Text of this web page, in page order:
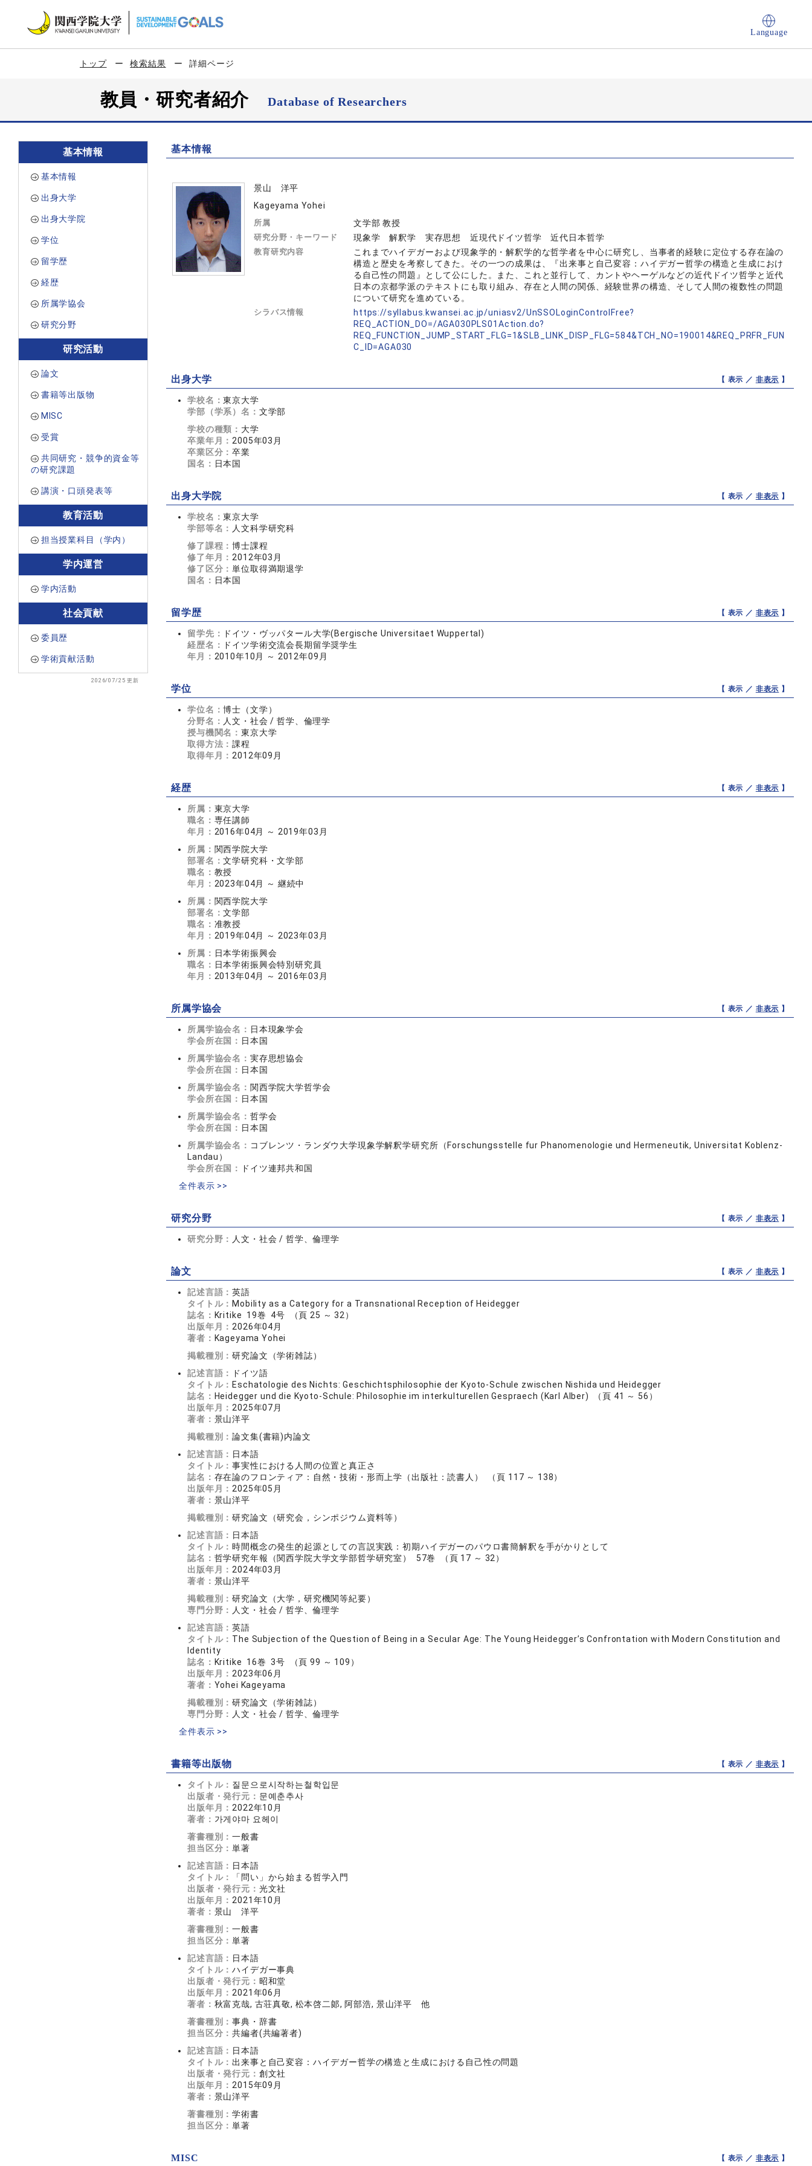
Language
トップ 検索結果 詳細ページ
教員・研究者紹介Database of Researchers
基本情報
基本情報
出身大学
出身大学院
学位
留学歴
経歴
所属学協会
研究分野
研究活動
論文
書籍等出版物
MISC
受賞
共同研究・競争的資金等
の研究課題
講演・口頭発表等
教育活動
担当授業科目（学内）
学内運営
学内活動
社会貢献
委員歴
学術貢献活動
2026/07/25 更新
基本情報
景山 洋平
Kageyama Yohei
所属 文学部 教授
研究分野・キーワード 現象学 解釈学 実存思想 近現代ドイツ哲学 近代日本哲学
教育研究内容
これまでハイデガーおよび現象学的・解釈学的な哲学者を中心に研究し、当事者的経験に定位する存在論の
構造と歴史を考察してきた。その一つの成果は、『出来事と自己変容：ハイデガー哲学の構造と生成におけ
る自己性の問題』として公にした。また、これと並行して、カントやヘーゲルなどの近代ドイツ哲学と近代
日本の京都学派のテキストにも取り組み、存在と人間の関係、経験世界の構造、そして人間の複数性の問題
について研究を進めている。
シラバス情報
https://syllabus.kwansei.ac.jp/uniasv2/UnSSOLoginControlFree?
REQ_ACTION_DO=/AGA030PLS01Action.do?
REQ_FUNCTION_JUMP_START_FLG=1&SLB_LINK_DISP_FLG=584&TCH_NO=190014&REQ_PRFR_FUN
C_ID=AGA030
出身大学 【 表示 ／ 非表示 】
学校名：東京大学
学部（学系）名： 文学部
学校の種類： 大学
卒業年月： 2005年03月
卒業区分：卒業
国名： 日本国
出身大学院 【 表示 ／ 非表示 】
学校名：東京大学
学部等名： 人文科学研究科
修了課程：博士課程
修了年月： 2012年03月
修了区分：単位取得満期退学
国名： 日本国
留学歴 【 表示 ／ 非表示 】
留学先：
ドイツ・ヴッパタール大学(Bergische Universitaet Wuppertal)
経歴名：
ドイツ学術交流会長期留学奨学生
年月： 2010年10月 ～ 2012年09月
学位 【 表示 ／ 非表示 】
学位名：博士（文学）
分野名： 人文・社会 / 哲学、倫理学
授与機関名：東京大学
取得方法：課程
取得年月： 2012年09月
経歴 【 表示 ／ 非表示 】
所属： 東京大学
職名： 専任講師
年月： 2016年04月 ～ 2019年03月
所属： 関西学院大学
部署名：文学研究科・文学部
職名： 教授
年月： 2023年04月 ～ 継続中
所属： 関西学院大学
部署名：文学部
職名： 准教授
年月： 2019年04月 ～ 2023年03月
所属： 日本学術振興会
職名： 日本学術振興会特別研究員
年月： 2013年04月 ～ 2016年03月
所属学協会 【 表示 ／ 非表示 】
所属学協会名： 日本現象学会
学会所在国： 日本国
所属学協会名： 実存思想協会
学会所在国： 日本国
所属学協会名： 関西学院大学哲学会
学会所在国： 日本国
所属学協会名： 哲学会
学会所在国： 日本国
所属学協会名： コブレンツ・ランダウ大学現象学解釈学研究所（Forschungsstelle fur Phanomenologie und Hermeneutik, Universitat Koblenz-
Landau）
学会所在国：
ドイツ連邦共和国
全件表示 >>
研究分野 【 表示 ／ 非表示 】
研究分野： 人文・社会 / 哲学、倫理学
論文 【 表示 ／ 非表示 】
記述言語：英語
タイトル： Mobility as a Category for a Transnational Reception of Heidegger
誌名： Kritike 19巻 4号 （頁 25 ～ 32）
出版年月： 2026年04月
著者： Kageyama Yohei
掲載種別：研究論文（学術雑誌）
記述言語：
ドイツ語
タイトル： Eschatologie des Nichts: Geschichtsphilosophie der Kyoto-Schule zwischen Nishida und Heidegger
誌名： Heidegger und die Kyoto-Schule: Philosophie im interkulturellen Gespraech (Karl Alber) （頁 41 ～ 56）
出版年月： 2025年07月
著者： 景山洋平
掲載種別：論文集(書籍)内論文
記述言語： 日本語
タイトル：事実性における人間の位置と真正さ
誌名： 存在論のフロンティア：自然・技術・形而上学（出版社：読書人） （頁 117 ～ 138）
出版年月： 2025年05月
著者： 景山洋平
掲載種別：研究論文（研究会，シンポジウム資料等）
記述言語： 日本語
タイトル：時間概念の発生的起源としての言説実践：初期ハイデガーのパウロ書簡解釈を手がかりとして
誌名： 哲学研究年報（関西学院大学文学部哲学研究室） 57巻 （頁 17 ～ 32）
出版年月： 2024年03月
著者： 景山洋平
掲載種別：研究論文（大学，研究機関等紀要）
専門分野： 人文・社会 / 哲学、倫理学
記述言語：英語
タイトル： The Subjection of the Question of Being in a Secular Age: The Young Heidegger’s Confrontation with Modern Constitution and
Identity
誌名： Kritike 16巻 3号 （頁 99 ～ 109）
出版年月： 2023年06月
著者： Yohei Kageyama
掲載種別：研究論文（学術雑誌）
専門分野： 人文・社会 / 哲学、倫理学
全件表示 >>
書籍等出版物 【 表示 ／ 非表示 】
タイトル： 질문으로시작하는철학입문
出版者・発行元： 문예춘추사
出版年月： 2022年10月
著者： 가게야마 요헤이
著書種別：一般書
担当区分：単著
記述言語： 日本語
タイトル：
「問い」から始まる哲学入門
出版者・発行元： 光文社
出版年月： 2021年10月
著者： 景山 洋平
著書種別：一般書
担当区分：単著
記述言語： 日本語
タイトル：ハイデガー事典
出版者・発行元： 昭和堂
出版年月： 2021年06月
著者： 秋富克哉, 古荘真敬, 松本啓二郞, 阿部浩, 景山洋平 他
著書種別：事典・辞書
担当区分：共編者(共編著者)
記述言語： 日本語
タイトル： 出来事と自己変容：ハイデガー哲学の構造と生成における自己性の問題
出版者・発行元： 創文社
出版年月： 2015年09月
著者： 景山洋平
著書種別：学術書
担当区分：単著
MISC 【 表示 ／ 非表示 】